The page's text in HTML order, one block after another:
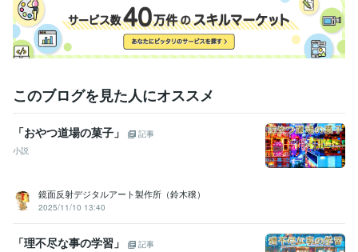
ライフスタイル・その他 / 占い師 経験年数 : 30年
受賞歴
某全国流通ファッション雑誌にてファッションエディタとして執筆
代理店にて企画プランナーとして企画提案を執筆
ーカーへ提案した斬新な広告アイデアが入賞
地方活性化イベントの企
画提案。過疎地に2万人集める
歯科技工士 取得年 : 1999年
Excel:20年PowerPoint:25年Word:25年
弥生会計:20年
このブログを見た人にオススメ
「おやつ道場の菓子」
記事
小説
鏡面反射デジタルアート製作所（鈴木穣）
2025/11/10 13:40
「理不尽な事の学習」
記事